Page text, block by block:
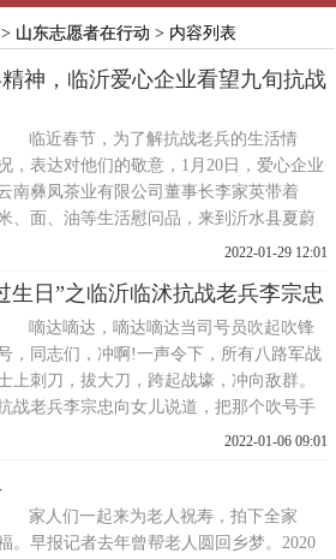
> 山东志愿者在行动 > 内容列表
神，临沂爱心企业看望九旬抗战
临近春节，为了解抗战老兵的生活情
，表达对他们的敬意，1月20日，爱心企业
南彝凤茶业有限公司董事长李家英带着
、面、油等生活慰问品，来到沂水县夏蔚
镇云头峪村，用心用情走访慰问曾参加解放
精神，传承爱党爱国情怀，将社会的关爱
送到老人的心田里。当天，记者跟随爱心企
来到赵书明老人家中，老
2022-01-29 12:01
生日”之临沂临沭抗战老兵李宗忠
嘀达嘀达，嘀达嘀达当司号员吹起吹锋
，同志们，冲啊!一声令下，所有八路军战
上刺刀，拔大刀，跨起战壕，冲向敌群。
战老兵李宗忠向女儿说道，把那个吹号手
雕像拿过来，今个过生日，我要看着它，把
还仍记得当兵冲锋的场景。长期卧病在
床，把吹号手雕像放在桌上，睁天眼就可以
得到。我记得我打死了
2022-01-06 09:01
家人们一起来为老人祝寿，拍下全家
。早报记者去年曾帮老人圆回乡梦。2020